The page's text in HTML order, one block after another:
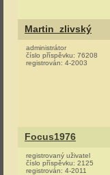
Martin_zlivský
administrátor
číslo příspěvku: 76208
registrován: 4-2003
Focus1976
registrovaný uživatel
číslo příspěvku: 2125
registrován: 4-2011